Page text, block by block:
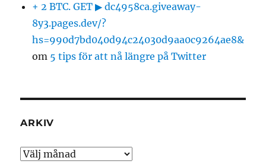
+ 2 BTC. GET ▶ dc4958ca.giveaway-
8y3.pages.dev/?
hs=990d7bd040d94c24030d9aa0c9264ae8&
om 5 tips för att nå längre på Twitter
ARKIV
Arkiv